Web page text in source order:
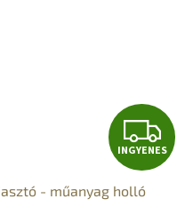
I
N
INGYENES
- műanyag holló